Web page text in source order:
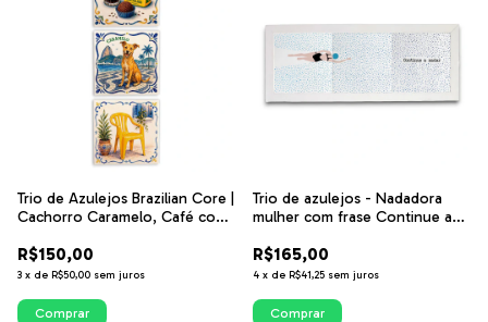
Trio de Azulejos Brazilian Core |
Cachorro Caramelo, Café com
Decoração Brasileira | ITsLEJO
R$150,00
3 x de R$50,00 sem juros
Comprar
Trio de azulejos - Nadadora
mulher com frase Continue a
exclusiva ITsLEJO
R$165,00
4 x de R$41,25 sem juros
Comprar